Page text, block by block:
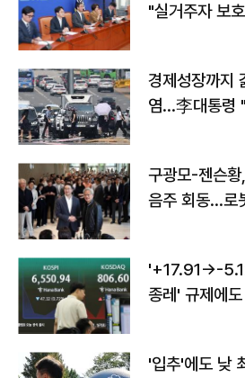
"실거주자 보
경제성장까지
염…李대통령
구광모-젠슨
음주 회동…로
'+17.91→-
종레' 규제에
'입추'에도 낮